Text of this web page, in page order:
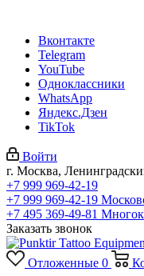
Вконтакте
Telegram
YouTube
Одноклассники
WhatsApp
Яндекс.Дзен
TikTok
Войти
г. Москва,
+7 999 969-42-19
+7 999 969-42-19
+7 495 369-49-81
Заказать звонок
Отложенные 0